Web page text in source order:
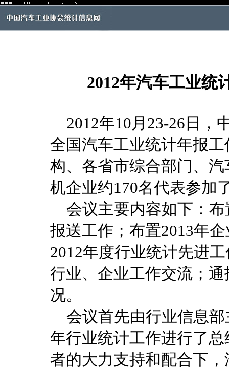
2012年汽车工业统
2012年10月23-26日，
全国汽车工业统计年报
构、各省市综合部门、
机企业约170名代表参加
会议主要内容如下：布
报送工作；布置2013年
2012年度行业统计先进
行业、企业工作交流；
况。
会议首先由行业信息部
年行业统计工作进行了
者的大力支持和配合下